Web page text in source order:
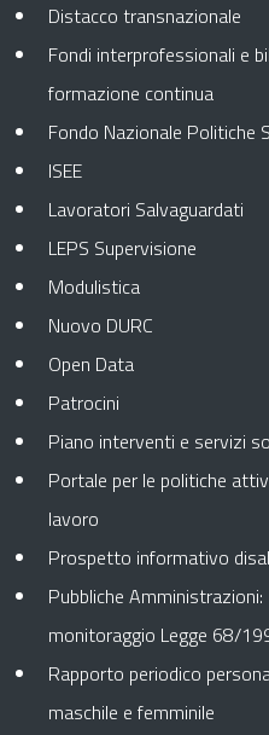
Distacco transnazionale
Fondi interprofessionali e
formazione continua
Fondo Nazionale Politiche
ISEE
Lavoratori Salvaguardati
LEPS Supervisione
Modulistica
Nuovo DURC
Open Data
Patrocini
Piano interventi e servizi
Portale per le politiche
lavoro
Prospetto informativo
Pubbliche Amministrazioni:
monitoraggio Legge 68/
Rapporto periodico
maschile e femminile